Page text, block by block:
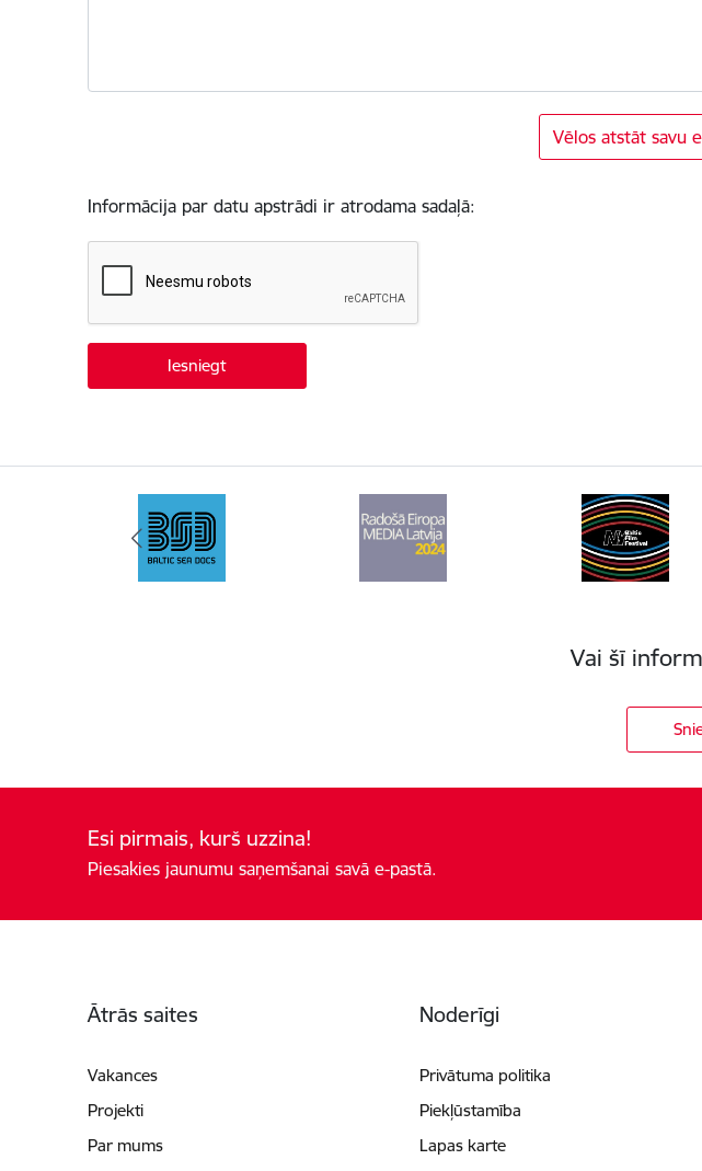
Vēlos atstāt savu
Informācija par datu apstrādi ir atrodama sadaļā:
Vai šī
Esi pirmais, kurš uzzina!
Piesakies jaunumu saņemšanai savā e-pastā.
Ātrās saites
Vakances
Projekti
Par mums
Noderīgi
Privātuma politika
Piekļūstamība
Lapas karte